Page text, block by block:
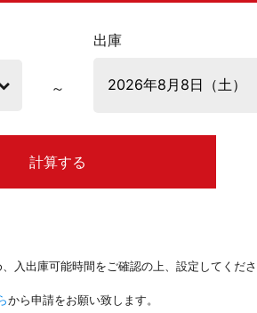
出庫
計算する
入出庫可能時間をご確認の上、設定してくだ
から申請をお願い致します。